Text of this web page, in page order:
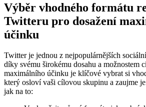
Výběr vhodného formátu
Twitteru pro dosažení
účinku
Twitter je jednou z nejpopulárnějších
díky svému širokému dosahu a možnostem
maximálního účinku je klíčové vybrat si
který osloví vaši cílovou skupinu a zaujme
jak na to: